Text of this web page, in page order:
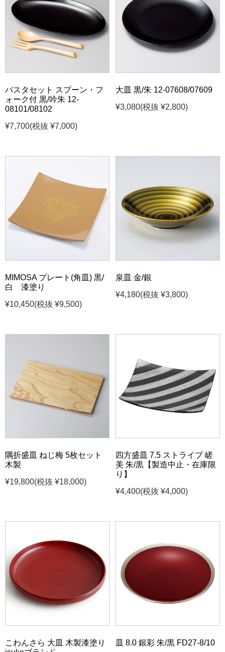
パスタセット スプーン・フ
ォーク付 黒/吟朱 12-
08101/08102
¥7,700(税抜 ¥7,000)
大皿 黒/朱 12-07608/07609
¥3,080(税抜 ¥2,800)
MIMOSA プレート(角皿) 黒/
白 漆塗り
¥10,450(税抜 ¥9,500)
泉皿 金/銀
¥4,180(税抜 ¥3,800)
隅折盛皿 ねじ梅 5枚セット
木製
¥19,800(税抜 ¥18,000)
四方盛皿 7.5 ストライプ 嵯
美 朱/黒【製造中止・在庫限
り】
¥4,400(税抜 ¥4,000)
こわんさら 大皿 木製漆塗り
皿 8.0 銀彩 朱/黒 FD27-8/10